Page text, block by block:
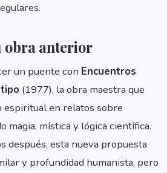
obra anterior
un puente con Encuentros
(1977), la obra maestra que
espiritual en relatos sobre
magia, mística y lógica científica.
después, esta nueva propuesta
y profundidad humanista, pero